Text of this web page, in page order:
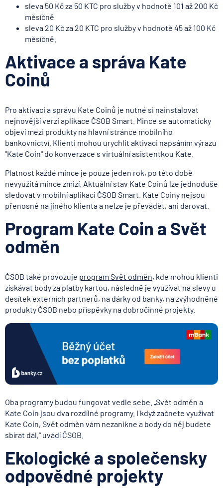
sleva 50 Kč za 50 KTC pro služby v hodnotě 101 až 200 Kč
měsíčně
sleva 20 Kč za 20 KTC pro služby v hodnotě 45 až 100 Kč
měsíčně.
Aktivace a správa Kate
Coinů
Pro aktivaci a správu Kate Coinů je nutné si nainstalovat
nejnovější verzi aplikace ČSOB Smart. Mince se automaticky
objeví mezi produkty na hlavní stránce mobilního
bankovnictví. Klienti mohou urychlit aktivaci napsáním výrazu
"Kate Coin" do konverzace s virtuální asistentkou Kate.
Platnost každé mince je pouze jeden rok, po této době
nevyužitá mince zmizí. Aktuální stav Kate Coinů lze jednoduše
sledovat v mobilní aplikaci ČSOB Smart. Kate Coiny nejsou
přenosné na jiného klienta a nelze je převádět, ani darovat.
Program Kate Coin a Svět
odměn
ČSOB také provozuje program Svět odměn, kde mohou klienti
získávat body za platby kartou, následně je využívat na slevy u
desítek externích partnerů, na dárky od banky, na zvýhodněné
produkty ČSOB nebo příspěvky na dobročinné projekty.
Oba programy budou fungovat vedle sebe. „Svět odměn a
Kate Coin jsou dva rozdílné programy. I když začnete využívat
Kate Coin, Svět odměn vám nezanikne a body do něj budete
sbírat dál,“ uvádí ČSOB.
Ekologické a společensky
odpovědné projekty